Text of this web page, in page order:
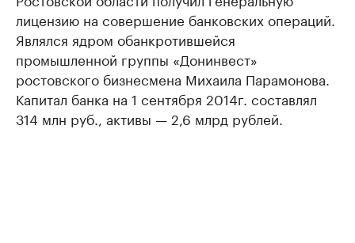
лицензию на совершение банковских операций.
Являлся ядром обанкротившейся
промышленной группы «Донинвест»
ростовского бизнесмена Михаила Парамонова.
Капитал банка на 1 сентября 2014г. составлял
314 млн руб., активы — 2,6 млрд рублей.